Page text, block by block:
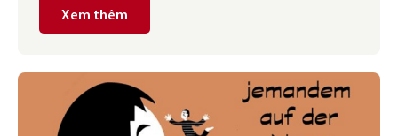
Xem thêm